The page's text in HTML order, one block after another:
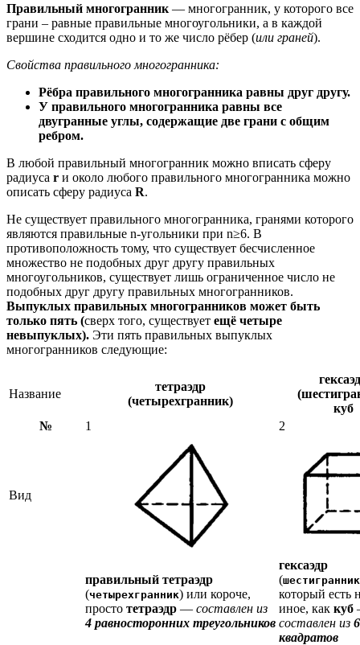
Правильный многогранник — многогранник, у которого все
грани – равные правильные многоугольники, а в каждой
вершине сходится одно и то же число рёбер (или граней).
Свойства правильного многогранника:
Рёбра правильного многогранника равны друг другу.
У правильного многогранника равны все
двугранные углы, содержащие две грани с общим
ребром.
В любой правильный многогранник можно вписать сферу
радиуса r и около любого правильного многогранника можно
описать сферу радиуса R.
Не существует правильного многогранника, гранями которого
являются правильные n-угольники при n≥6. В
противоположность тому, что существует бесчисленное
множество не подобных друг другу правильных
многоугольников, существует лишь ограниченное число не
подобных друг другу правильных многогранников.
Выпуклых правильных многогранников может быть
только пять (сверх того, существует ещё четыре
невыпуклых). Эти пять правильных выпуклых
многогранников следующие:
Название
тетраэдр
(четырехгранник)
куб
№
1 2
Вид
правильный тетраэдр
(четырехгранник) или короче,
просто тетраэдр — составлен из
4 равносторонних треугольников
гексаэдр
(шестигранник
который есть
иное, как куб
составлен из 6
квадратов